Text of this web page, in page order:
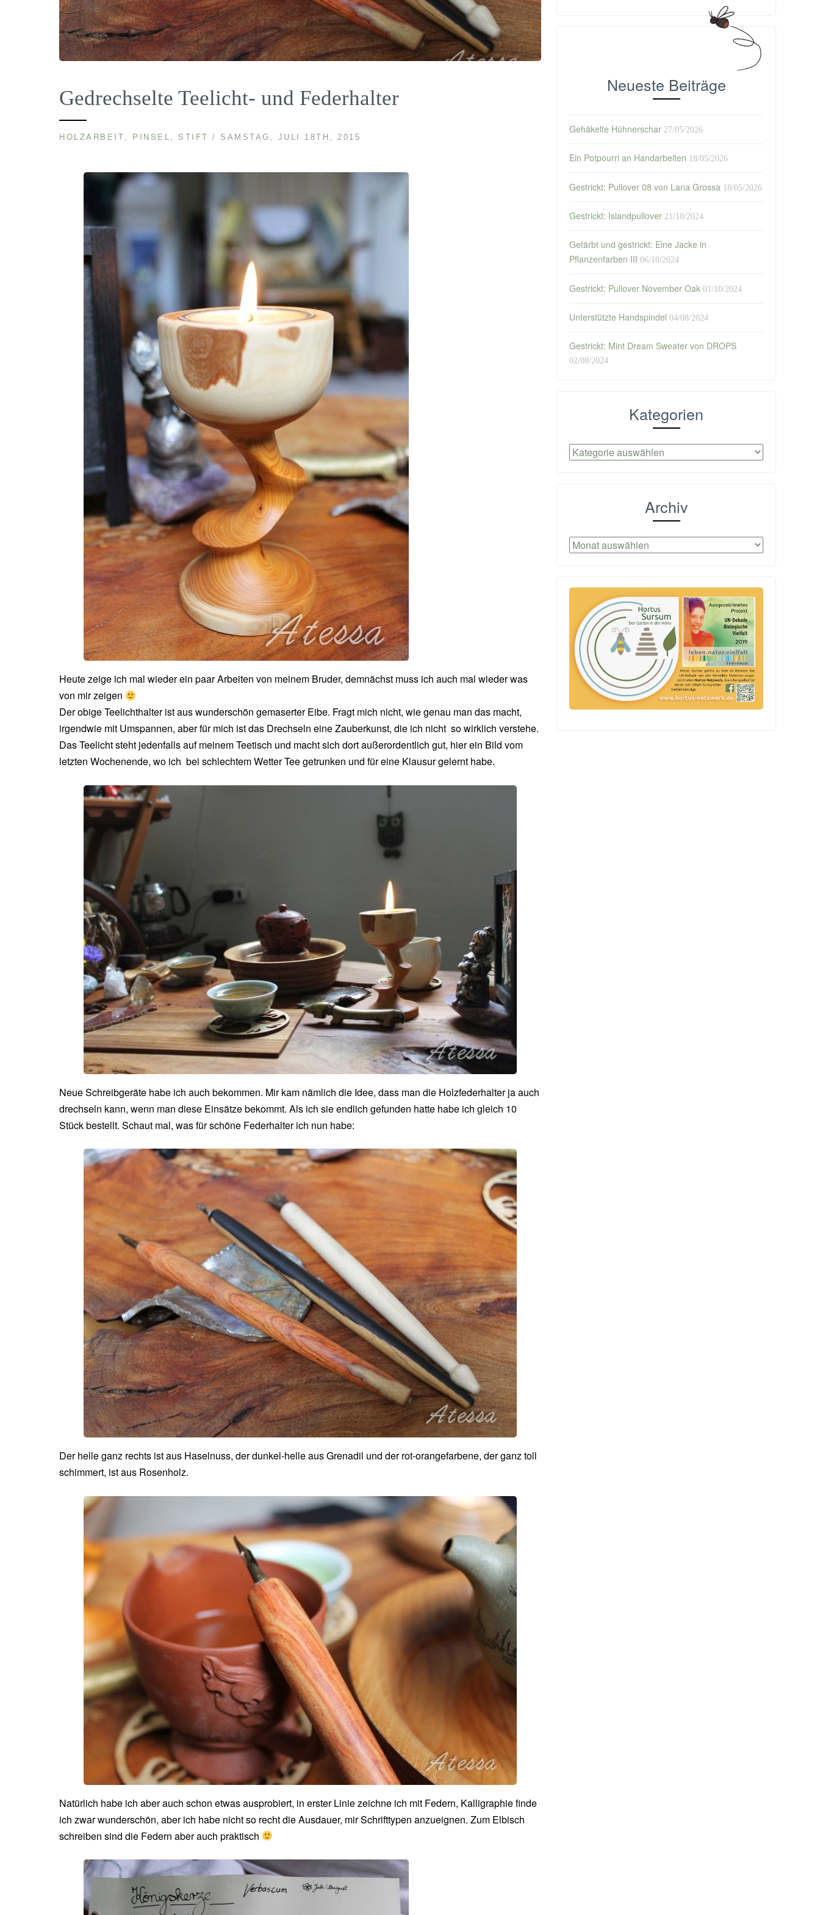
Gedrechselte Teelicht- und Federhalter
HOLZARBEIT PINSEL STIFT / SAMSTAG, JULI 18TH, 2015
Heute zeige ich mal wieder ein paar Arbeiten von meinem Bruder, demnächst muss ich auch mal wieder was
von mir zeigen
Der obige Teelichthalter ist aus wunderschön gemaserter Eibe. Fragt mich nicht, wie genau man das macht,
irgendwie mit Umspannen, aber für mich ist das Drechseln eine Zauberkunst, die ich nicht so wirklich verstehe.
Das Teelicht steht jedenfalls auf meinem Teetisch und macht sich dort außerordentlich gut, hier ein Bild vom
letzten Wochenende, wo ich bei schlechtem Wetter Tee getrunken und für eine Klausur gelernt habe.
Neue Schreibgeräte habe ich auch bekommen. Mir kam nämlich die Idee, dass man die Holzfederhalter ja auch
drechseln kann, wenn man diese Einsätze bekommt. Als ich sie endlich gefunden hatte habe ich gleich 10
Stück bestellt. Schaut mal, was für schöne Federhalter ich nun habe:
Der helle ganz rechts ist aus Haselnuss, der dunkel-helle aus Grenadil und der rot-orangefarbene, der ganz toll
schimmert, ist aus Rosenholz.
Natürlich habe ich aber auch schon etwas ausprobiert, in erster Linie zeichne ich mit Federn, Kalligraphie finde
ich zwar wunderschön, aber ich habe nicht so recht die Ausdauer, mir Schrifttypen anzueignen. Zum Elbisch
schreiben sind die Federn aber auch praktisch
Neueste Beiträge
Gehäkelte Hühnerschar 27/05/2026
Ein Potpourri an Handarbeiten 18/05/2026
Gestrickt: Pullover 08 von Lana Grossa 18/05/2026
Gestrickt: Islandpullover 21/10/2024
Gefärbt und gestrickt: Eine Jacke in
Pflanzenfarben III 06/10/2024
Gestrickt: Pullover November Oak 01/10/2024
Unterstützte Handspindel 04/08/2024
Gestrickt: Mint Dream Sweater von DROPS
02/08/2024
Kategorien
Kategorien
Archiv
Archiv